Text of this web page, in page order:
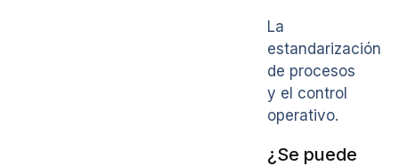
La
estandarización
de procesos
y el control
operativo.
¿Se puede